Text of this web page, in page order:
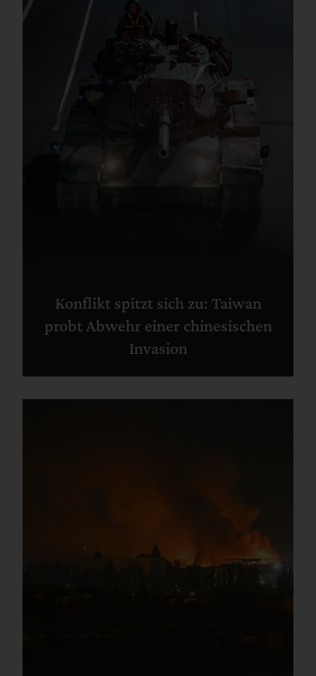
Konflikt spitzt sich zu: Taiwan
probt Abwehr einer chinesischen
Invasion